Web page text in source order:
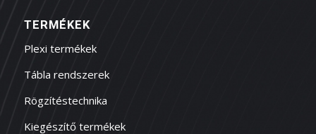
TERMÉKEK
Plexi termékek
Tábla rendszerek
Rögzítéstechnika
Kiegészítő termékek